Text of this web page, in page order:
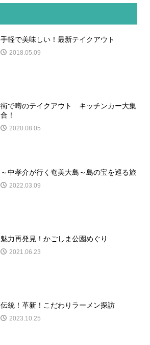
手軽で美味しい！最新テイクアウト
2018.05.09
街で噂のテイクアウト キッチンカー大集
合！
2020.08.05
～中孝介が行く奄美大島～島の宝を巡る旅
2022.03.09
魅力再発見！かごしま公園めぐり
2021.06.23
伝統！革新！こだわりラーメン探訪
2023.10.25